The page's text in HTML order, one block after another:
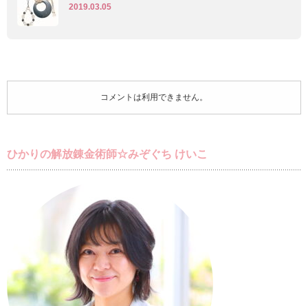
2019.03.05
コメントは利用できません。
ひかりの解放錬金術師☆みぞぐち けいこ